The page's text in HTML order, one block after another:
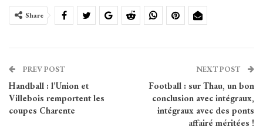
Share
PREV POST
Handball : l’Union et
Villebois remportent les
coupes Charente
NEXT POST
Football : sur Thau, un bon
conclusion avec intégraux,
intégraux avec des ponts
affairé méritées !